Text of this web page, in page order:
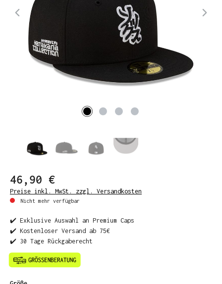
46,90 €
Preise inkl. MwSt. zzgl. Versandkosten
Nicht mehr verfügbar
✔️ Exklusive Auswahl an Premium Caps
✔️ Kostenloser Versand ab 75€
✔️ 30 Tage Rückgaberecht